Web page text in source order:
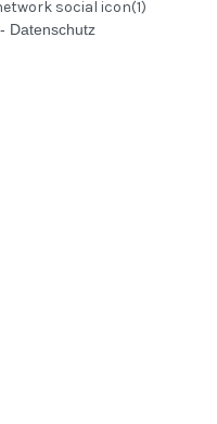
- Datenschutz